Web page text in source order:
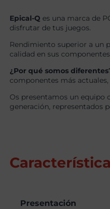
Epical-Q es una marca de
disfrutar de tus juegos.
Rendimiento superior a un
calidad en sus
¿Por qué somos
componentes más
Os presentamos un equipo
generación, representados
Presentación